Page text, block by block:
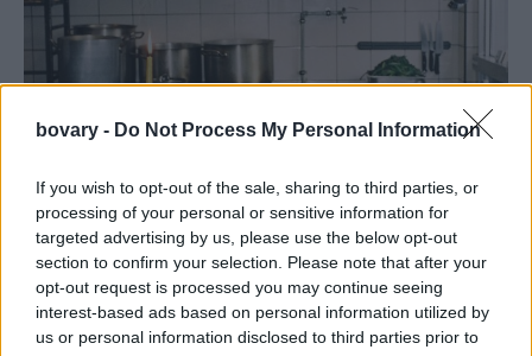
bovary - Do Not Process My Personal Information
If you wish to opt-out of the sale, sharing to third parties, or
processing of your personal or sensitive information for
targeted advertising by us, please use the below opt-out
section to confirm your selection. Please note that after your
opt-out request is processed you may continue seeing
interest-based ads based on personal information utilized by
us or personal information disclosed to third parties prior to